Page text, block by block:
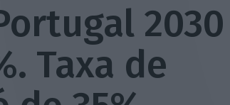
2030
Taxa de